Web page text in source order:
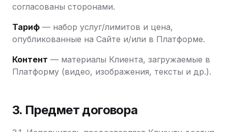
согласованы сторонами.
Тариф — набор услуг/лимитов и цена,
опубликованные на Сайте и/или в Платформе.
Контент — материалы Клиента, загружаемые в
Платформу (видео, изображения, тексты и др.).
3. Предмет договора